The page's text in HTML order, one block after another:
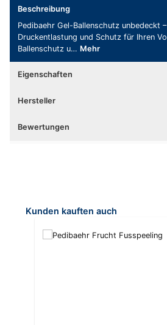
Beschreibung
Pedibaehr Gel-Ballenschutz unbedeckt
Druckentlastung und Schutz für Ihren
Ballenschutz u… Mehr
Eigenschaften
Hersteller
Bewertungen
Produktgalerie überspringen
Kunden kauften auch